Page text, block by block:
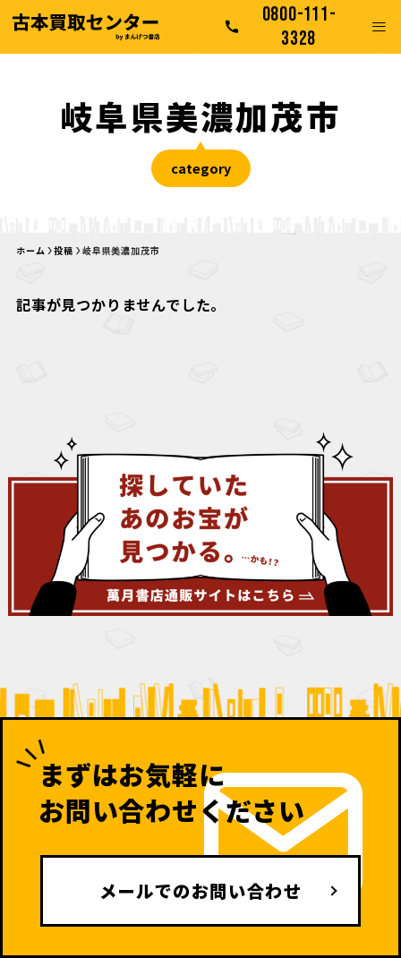
0800-111-
3328
岐阜県美濃加茂市
category
ホーム 投稿 岐阜県美濃加茂市
記事が見つかりませんでした。
まずはお気軽に
お問い合わせください
メールでのお問い合わせ